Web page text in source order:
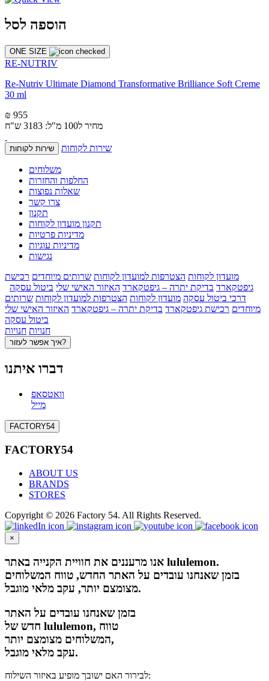
הוספה לסל
ONE SIZE
RE-NUTRIV
Re-Nutriv Ultimate Diamond Transformative Brilliance Soft Creme
30 ml
₪ 955
מחיר ל100 מ"ל: 3183 ש"ח
שירות לקוחות שירות לקוחות
משלוחים
החלפות והחזרות
שאלות נפוצות
צרו קשר
תקנון
תקנון מועדון לקוחות
מדיניות פרטיות
מדיניות עוגיות
נגישות
מועדון לקוחות הצטרפות למועדון לקוחות שרותים מיוחדים רכישת
גיפטקארד בדיקת יתרה – גיפטקארד האיזור האישי שלי ביטול עסקה
דרכי ביטול עסקה מועדון לקוחות הצטרפות למועדון לקוחות שרותים
מיוחדים רכישת גיפטקארד בדיקת יתרה – גיפטקארד האיזור האישי שלי
ביטול עסקה
חנויות חנויות
איך אפשר לעזור?
דברו איתנו
וואטסאפ
מייל
FACTORY54
FACTORY54
ABOUT US
BRANDS
STORES
Copyright © 2026 Factory 54. All Rights Reserved.
×
אנו מרעננים את חוויית הקנייה באתר lululemon.
בזמן שאנחנו עובדים על האתר החדש, טווח המשלוחים
מצומצם יותר, עקב מלאי מוגבל.
בזמן שאנחנו עובדים על האתר
חדש של lululemon, טווח
המשלוחים מצומצם יותר,
עקב מלאי מוגבל.
לבירור האם ישובך מופיע באיזור השילוח: